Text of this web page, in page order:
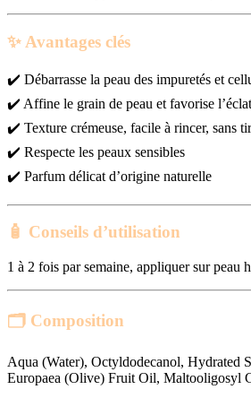
✨ Avantages clés
✔️ Débarrasse la peau des impuretés et
✔️ Affine le grain de peau et favorise l’éclat
✔️ Texture crémeuse, facile à rincer, sans
✔️ Respecte les peaux sensibles
✔️ Parfum délicat d’origine naturelle
🧴 Conseils d’utilisation
1 à 2 fois par semaine, appliquer sur peau
🗂️ Composition
Aqua (Water), Octyldodecanol, Hydrated
Europaea (Olive) Fruit Oil, Maltooligosyl